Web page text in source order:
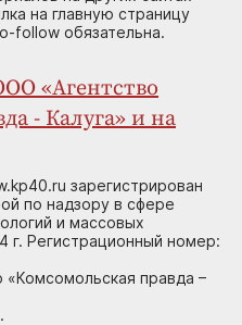
на главную страницу
follow обязательна.
«Агентство
- Калуга» и на
зарегистрирован
по надзору в сфере
и массовых
г. Регистрационный номер:
правда –